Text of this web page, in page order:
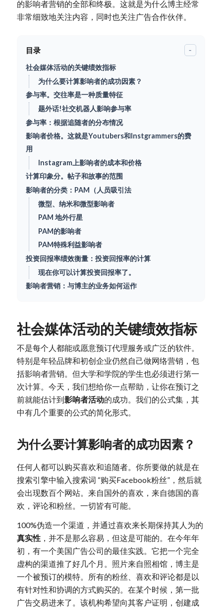
的影响者营销的全部和终极。这就是为什么博主经常
非常细致地关注内容，同时也关注广告合作伙伴。
目录 -
社会媒体活动的关键绩效指标
为什么要计算影响者的成功因素？
参与率。交往率是一种质量特征
题外话!社交机器人影响参与率
参与率：根据追随者的分布情况
影响者价格。这就是Youtubers和Instgrammers的费
用
Instagram上影响者的成本和价格
计算印象分。帖子和故事的范围
影响者的分类：PAM（人员吸引法
微型、纳米和微型影响者
PAM 地外行星
PAM的影响者
PAM特殊利益影响者
投资回报率绩效衡量：投资回报率的计算
现在你可以计算投资回报率了。
影响者营销：与博主的业务如何运作
社会媒体活动的关键绩效指标
不是每个人都能或愿意预订代理服务或广泛的软件。
特别是年轻品牌和初创企业仍然自己做网络营销，包
括影响者营销。但大学和学院的学生也必须进行第一
次计算。今天，我们想给你一点帮助，让你在预订之
前就能估计到影响者活动的成功。我们的公式集，其
中有几个重要的公式的简化形式。
为什么要计算影响者的成功因素？
任何人都可以购买喜欢和追随者。你所要做的就是在
搜索引擎中输入搜索词 “购买Facebook粉丝”，然后就
会出现数百个网站。来自国外的喜欢，来自德国的喜
欢，评论和粉丝。一切皆有可能。
100%伪造一个渠道，并通过喜欢来长期保持其人为的
真实性，并不是那么容易，但这是可能的。在今年年
初，有一个美国广告公司的最佳实践。它把一个完全
虚构的渠道推了好几个月。照片来自照相馆，博主是
一个被预订的模特。所有的粉丝、喜欢和评论都是以
有针对性和协调的方式购买的。在某个时候，第一批
广告交易进来了。该机构希望向其客户证明，创建成